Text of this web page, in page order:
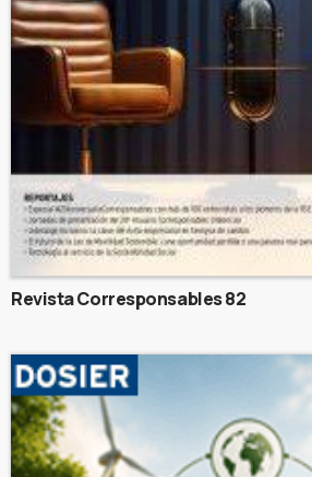
Revista Corresponsables 82